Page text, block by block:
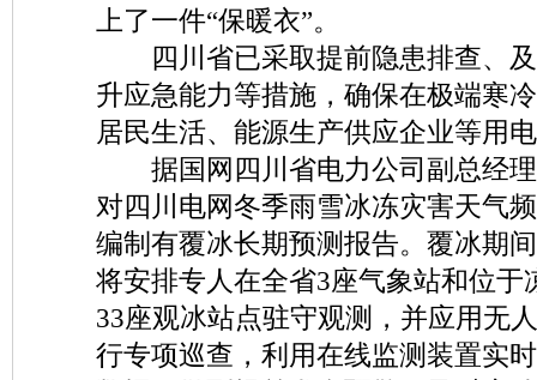
上了一件“保暖衣”。
四川省已采取提前隐患排查、及
升应急能力等措施，确保在极端寒
居民生活、能源生产供应企业等用
据国网四川省电力公司副总经理
对四川电网冬季雨雪冰冻灾害天气
编制有覆冰长期预测报告。覆冰期
将安排专人在全省3座气象站和位于
33座观冰站点驻守观测，并应用无
行专项巡查，利用在线监测装置实